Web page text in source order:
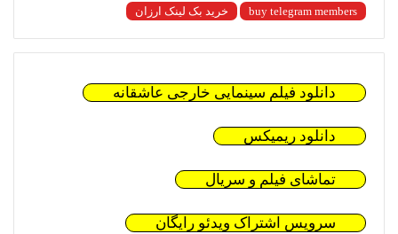
buy telegram members خرید بک لینک ارزان
دانلود فیلم سینمایی خارجی عاشقانه
دانلود ریمیکس
تماشای فیلم و سریال
سرویس اشتراک ویدئو رایگان